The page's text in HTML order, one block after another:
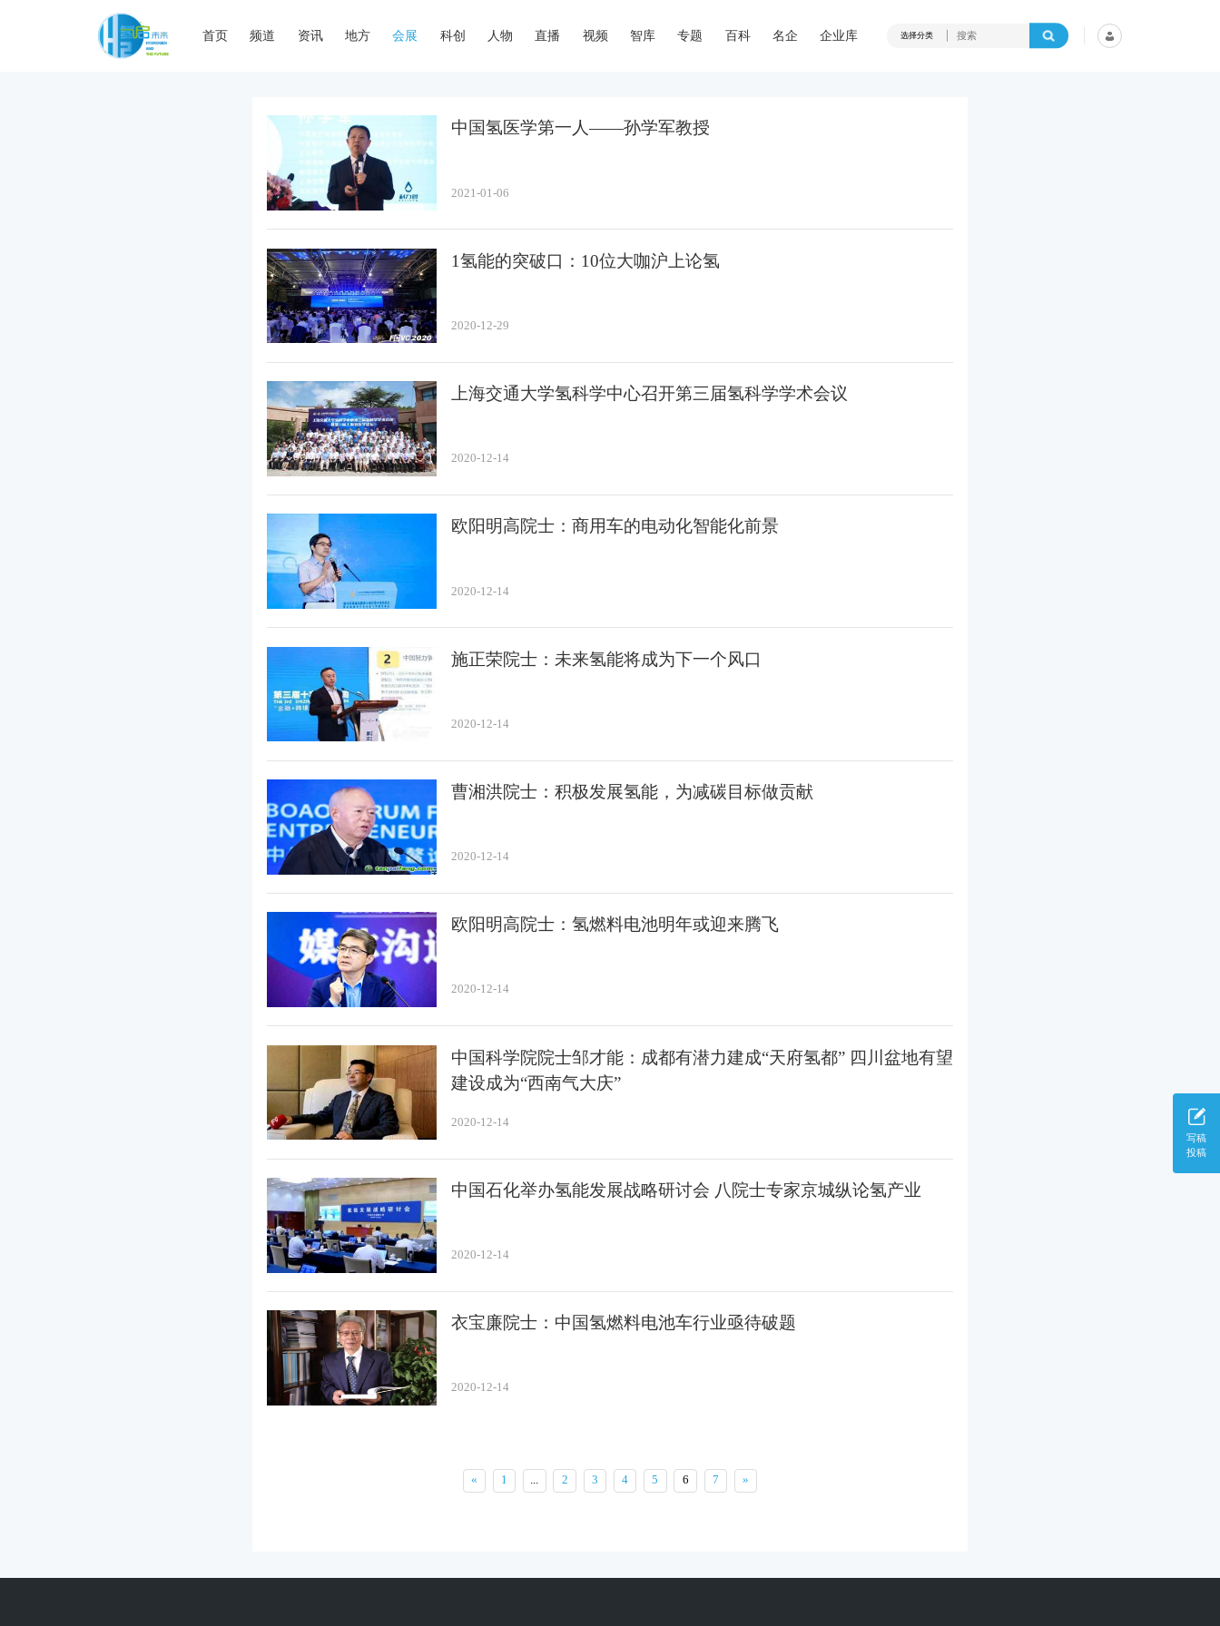
首页 频道 资讯 地方 会展 科创 人物 直播 视频 智库 专题 百科 名企 企业库 选择分类
写稿
投稿
中国氢医学第一人——孙学军教授
2021-01-06
1氢能的突破口：10位大咖沪上论氢
2020-12-29
上海交通大学氢科学中心召开第三届氢科学学术会议
2020-12-14
欧阳明高院士：商用车的电动化智能化前景
2020-12-14
施正荣院士：未来氢能将成为下一个风口
2020-12-14
曹湘洪院士：积极发展氢能，为减碳目标做贡献
2020-12-14
欧阳明高院士：氢燃料电池明年或迎来腾飞
2020-12-14
中国科学院院士邹才能：成都有潜力建成“天府氢都” 四川盆地有望
建设成为“西南气大庆”
2020-12-14
中国石化举办氢能发展战略研讨会 八院士专家京城纵论氢产业
2020-12-14
衣宝廉院士：中国氢燃料电池车行业亟待破题
2020-12-14
« 1 ... 2 3 4 5 6 7 »